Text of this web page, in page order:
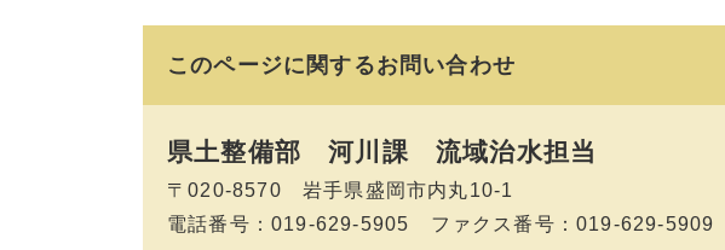
このページに関するお問い合わせ
県土整備部 河川課流域治水担当
〒020-8570 岩手県盛岡市内丸10-1
電話番号：019-629-5905 ファクス番号：019-629-5909